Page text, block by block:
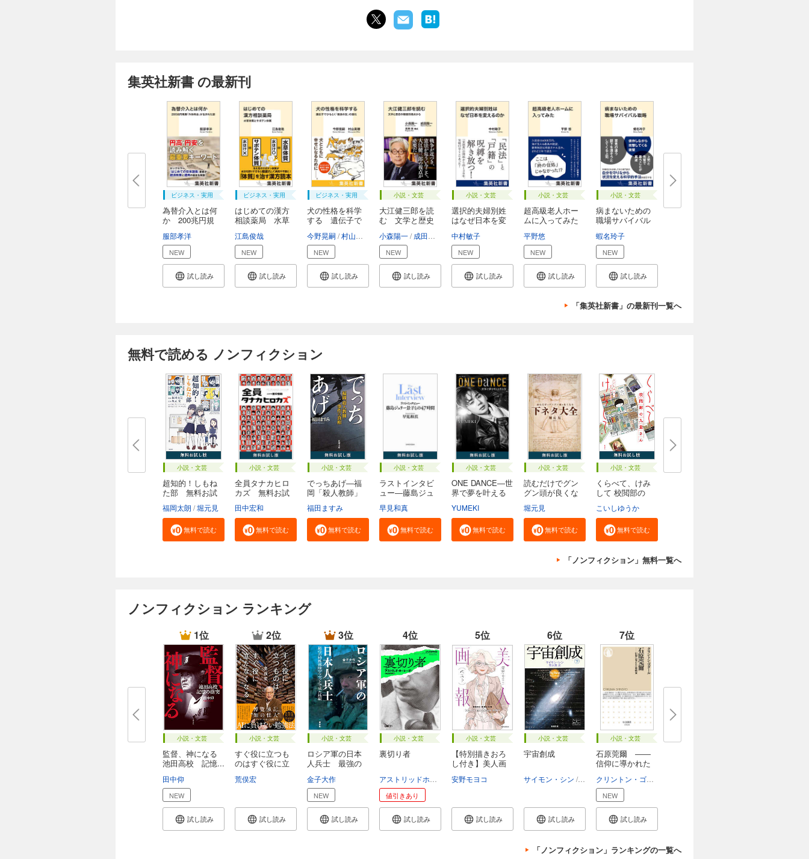
集英社新書 の最新刊
ビジネス・実用
為替介入とは何
か 200兆円規
服部孝洋
NEW
試し読み
ビジネス・実用
はじめての漢方
相談薬局 水草
江島俊哉
NEW
試し読み
ビジネス・実用
犬の性格を科学
する 遺伝子で
今野晃嗣 村山美穂
NEW
試し読み
小説・文芸
大江健三郎を読
む 文学と歴史
小森陽一 成田龍一 長瀬海
NEW
試し読み
小説・文芸
選択的夫婦別姓
はなぜ日本を変
中村敏子
NEW
試し読み
小説・文芸
超高級老人ホー
ムに入ってみた
平野悠
NEW
試し読み
小説・文芸
病まないための
職場サバイバル
蝦名玲子
NEW
試し読み
「集英社新書」の最新刊一覧へ
無料で読める ノンフィクション
小説・文芸
超知的！しもね
た部 無料お試
福岡太朗 堀元見
無料で読む
小説・文芸
全員タナカヒロ
カズ 無料お試
田中宏和
無料で読む
小説・文芸
でっちあげ―福
岡「殺人教師」
福田ますみ
無料で読む
小説・文芸
ラストインタビ
ュー―藤島ジュ
早見和真
無料で読む
小説・文芸
ONE DANCE―世
界で夢を叶える
YUMEKI
無料で読む
小説・文芸
読むだけでグン
グン頭が良くな
堀元見
無料で読む
小説・文芸
くらべて、けみ
して 校閲部の
こいしゆうか
無料で読む
「ノンフィクション」無料一覧へ
ノンフィクション ランキング
1位
小説・文芸
監督、神になる
池田高校 記憶...
田中仰
NEW
試し読み
2位
小説・文芸
すぐ役に立つも
のはすぐ役に立
荒俣宏
試し読み
3位
小説・文芸
ロシア軍の日本
人兵士 最強の
金子大作
NEW
試し読み
4位
小説・文芸
裏切り者
小松佳代子
値引きあり
試し読み
5位
小説・文芸
【特別描きおろ
し付き】美人画
安野モヨコ
試し読み
6位
小説・文芸
宇宙創成
サイモン・シン 青木薫
試し読み
7位
小説・文芸
石原莞爾 ――
信仰に導かれた
NEW
試し読み
「ノンフィクション」ランキングの一覧へ